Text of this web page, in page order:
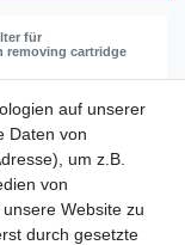
für
removing cartridge
auf unserer
Daten von
um z.B.
von
Website zu
durch gesetzte